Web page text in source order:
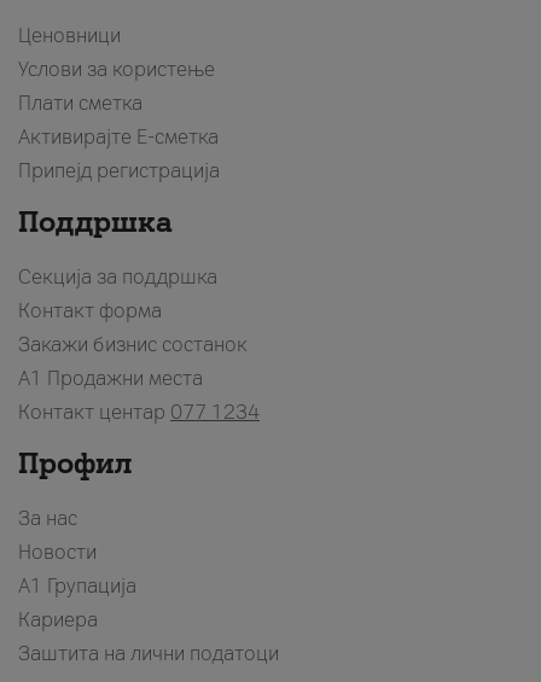
Ценовници
Услови за користење
Плати сметка
Активирајте Е-сметка
Припејд регистрација
Поддршка
Секција за поддршка
Контакт форма
Закажи бизнис состанок
A1 Продажни места
Контакт центар 077 1234
Профил
За нас
Новости
А1 Групација
Кариера
Заштита на лични податоци